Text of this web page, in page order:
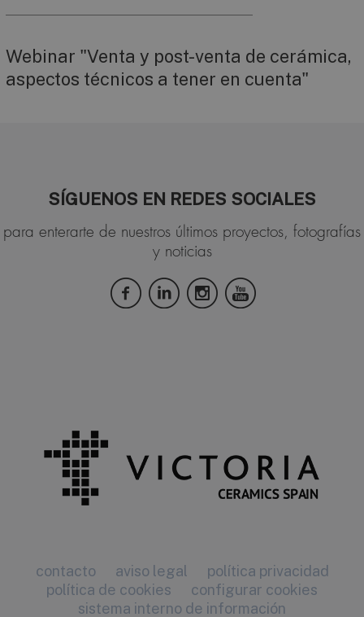
Webinar "Venta y post-venta de cerámica,
aspectos técnicos a tener en cuenta"
SÍGUENOS EN REDES SOCIALES
para enterarte de nuestros últimos proyectos, fotografías
y noticias
contacto aviso legal
política privacidad
política de cookies
configurar cookies
sistema interno de información